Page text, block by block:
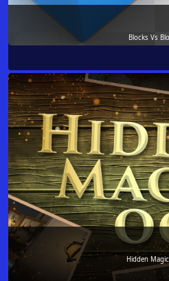
Blocks Vs
Hidden